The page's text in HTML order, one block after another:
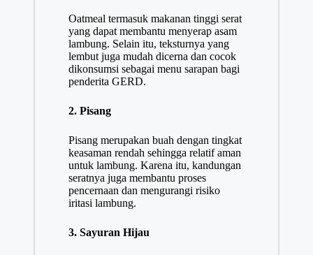
Oatmeal termasuk makanan tinggi serat
yang dapat membantu menyerap asam
lambung. Selain itu, teksturnya yang
lembut juga mudah dicerna dan cocok
dikonsumsi sebagai menu sarapan bagi
penderita GERD.
2. Pisang
Pisang merupakan buah dengan tingkat
keasaman rendah sehingga relatif aman
untuk lambung. Karena itu, kandungan
seratnya juga membantu proses
pencernaan dan mengurangi risiko
iritasi lambung.
3. Sayuran Hijau